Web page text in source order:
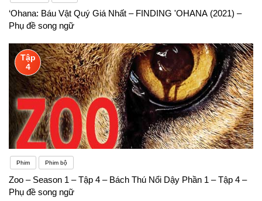
‘Ohana: Báu Vật Quý Giá Nhất – FINDING 'OHANA (2021) –
Phụ đề song ngữ
Tập
4
Phim Phim bộ
Zoo – Season 1 – Tập 4 – Bách Thú Nổi Dậy Phần 1 – Tập 4 –
Phụ đề song ngữ